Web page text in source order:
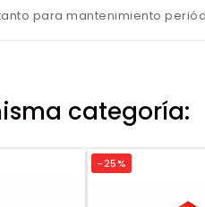
para mantenimiento
categoría:
-25%